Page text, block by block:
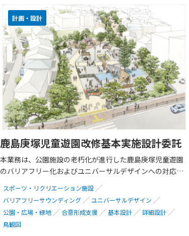
計画・設計
鹿島庚塚児童遊園改修基本実施設計委託
本業務は、公園施設の老朽化が進行した鹿島庚塚児童遊園
のバリアフリー化およびユニバーサルデザインへの対応を
踏まえた改修設計（基本・実施設計）を実施しました。
業務を進めるにあたり、地元住民説明会を通して、地域の
方々の意見を集約し実施設計に反映しました。
その結果、公園利用者が増加し、快適に利用することがで
きるようになったとの声が寄せられています。
スポーツ・リクリエーション施設
バリアフリーサウンディング
ユニバーサルデザイン
公園・広場・緑地
合意形成支援 基本設計
詳細設計
鳥観図